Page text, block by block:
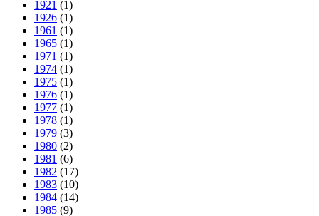
1921 (1)
1926 (1)
1961 (1)
1965 (1)
1971 (1)
1974 (1)
1975 (1)
1976 (1)
1977 (1)
1978 (1)
1979 (3)
1980 (2)
1981 (6)
1982 (17)
1983 (10)
1984 (14)
1985 (9)